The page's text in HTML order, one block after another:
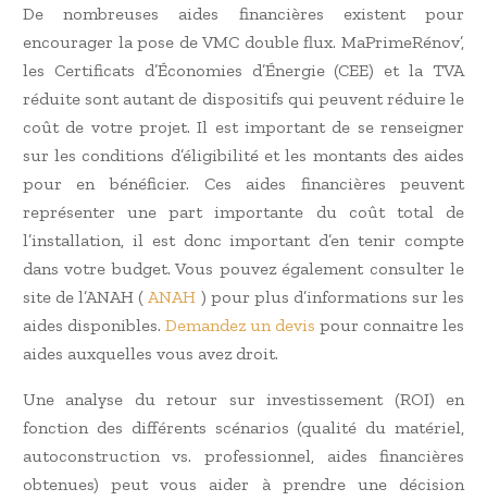
De nombreuses aides financières existent pour
encourager la pose de VMC double flux. MaPrimeRénov’,
les Certificats d’Économies d’Énergie (CEE) et la TVA
réduite sont autant de dispositifs qui peuvent réduire le
coût de votre projet. Il est important de se renseigner
sur les conditions d’éligibilité et les montants des aides
pour en bénéficier. Ces aides financières peuvent
représenter une part importante du coût total de
l’installation, il est donc important d’en tenir compte
dans votre budget. Vous pouvez également consulter le
site de l’ANAH (ANAH ) pour plus d’informations sur les
aides disponibles. Demandez un devispour connaitre les
aides auxquelles vous avez droit.
Une analyse du retour sur investissement (ROI) en
fonction des différents scénarios (qualité du matériel,
autoconstruction vs. professionnel, aides financières
obtenues) peut vous aider à prendre une décision